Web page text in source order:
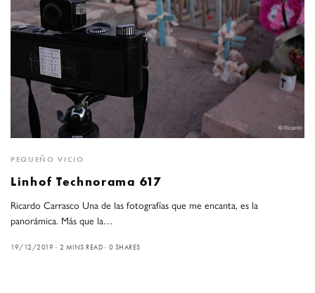
PEQUEÑO VICIO
Linhof Technorama 617
Ricardo Carrasco Una de las fotografías que me encanta, es la
panorámica. Más que la…
19/12/2019 2 MINS READ 0 SHARES